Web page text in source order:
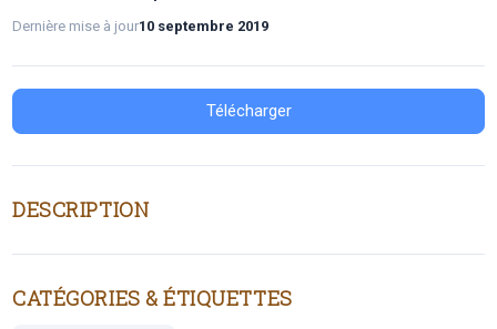
Dernière mise à jour10 septembre 2019
Télécharger
DESCRIPTION
CATÉGORIES & ÉTIQUETTES